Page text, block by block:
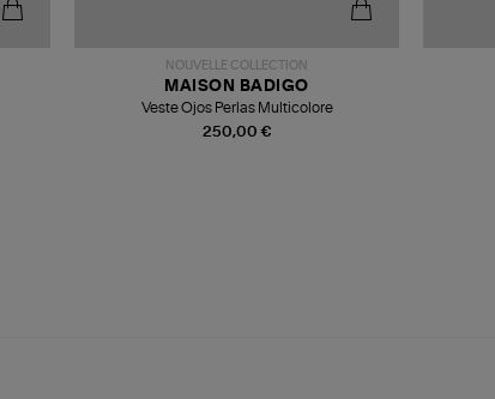
NOUVELLE COLLECTION
250,00 €
MAISON BADIGO
Veste Ojos Perlas Multicolore